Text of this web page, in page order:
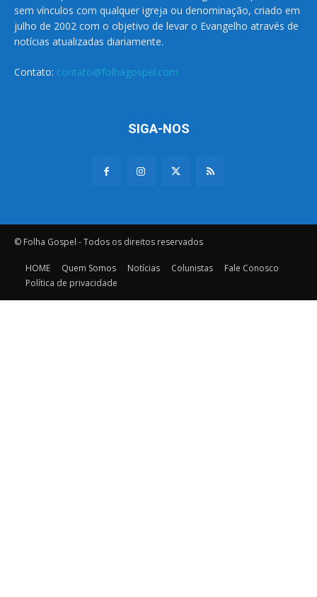
sem vínculos com qualquer igreja ou denominação, criado em
julho de 2002 com o objetivo de levar o Evangelho através de
notícias atualizadas diariamente.
Contato: contato@folhagospel.com
SIGA-NOS
© Folha Gospel - Todos os direitos reservados
HOME Quem Somos Notícias Colunistas
Fale Conosco
Política de privacidade